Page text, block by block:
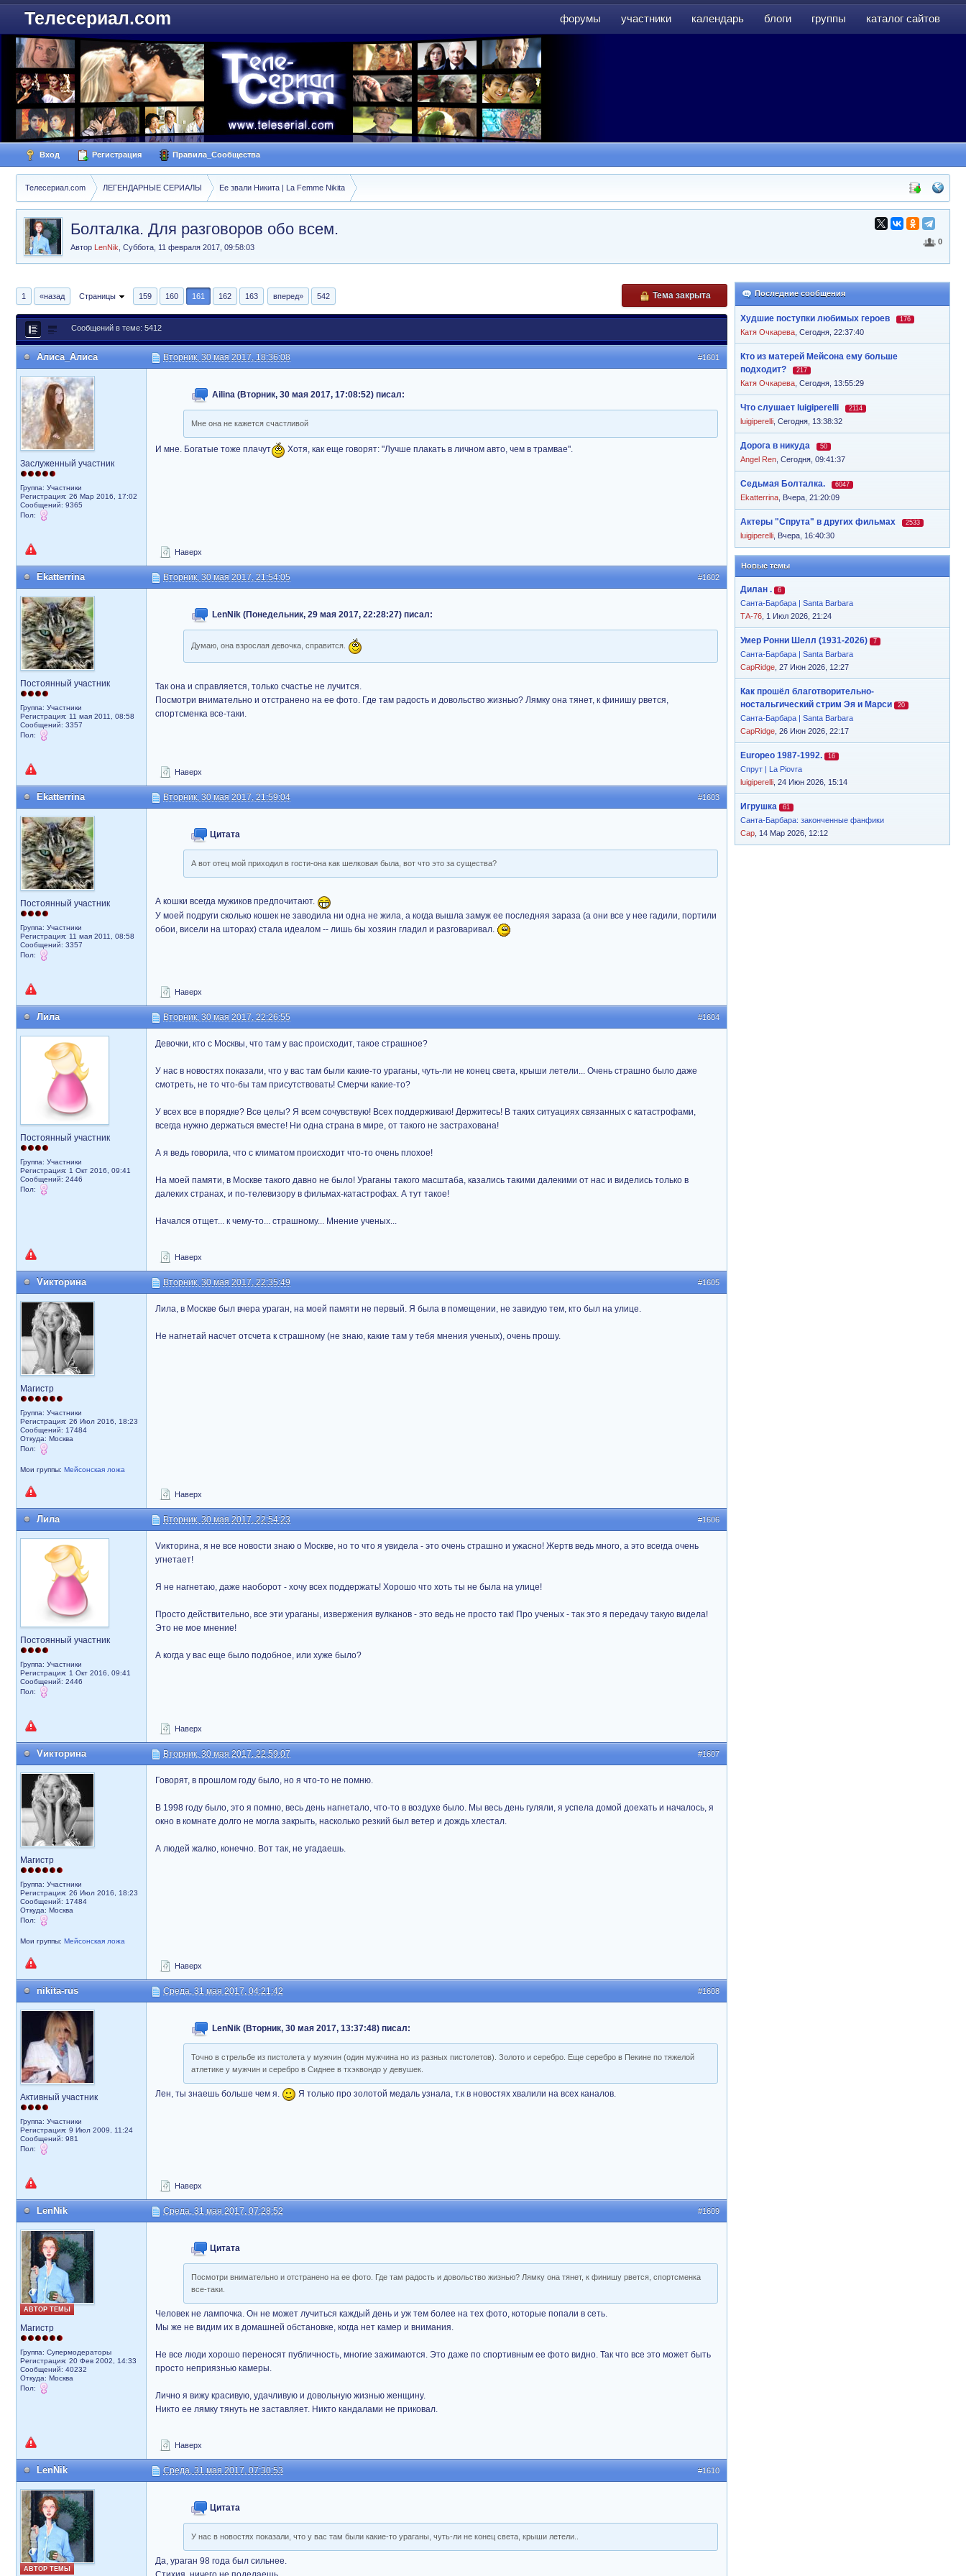
форумы участники календарь блоги группы каталог сайтов
Телесериал.com
Вход Регистрация Правила_Сообщества
Телесериал.com ЛЕГЕНДАРНЫЕ СЕРИАЛЫ Ее звали Никита | La Femme Nikita
0
Болталка. Для разговоров обо всем.
Автор LenNik Суббота, 11 февраля 2017, 09:58:03
Последние сообщения
Худшие поступки любимых героев 176
Катя Очкарева Сегодня, 22:37:40
Кто из матерей Мейсона ему больше
подходит?
217
Катя Очкарева Сегодня, 13:55:29
Что слушает luigiperelli 2114
luigiperelli Сегодня, 13:38:32
Дорога в никуда 50
Angel Ren Сегодня, 09:41:37
Седьмая Болталка. 6047
Ekatterrina Вчера, 21:20:09
Актеры "Спрута" в других фильмах 2533
luigiperelli Вчера, 16:40:30
Новые темы
Дилан . 6
Санта-Барбара | Santa Barbara
ТА-76 , 1 Июл 2026, 21:24
Умер Ронни Шелл (1931-2026) 7
Санта-Барбара | Santa Barbara
CapRidge , 27 Июн 2026, 12:27
Как прошёл благотворительно-
ностальгический стрим Эя и Марси
20
Санта-Барбара | Santa Barbara
CapRidge , 26 Июн 2026, 22:17
Europeo 1987-1992. 16
Спрут | La Piovra
luigiperelli , 24 Июн 2026, 15:14
Игрушка 61
Санта-Барбара: законченные фанфики
Cap , 14 Мар 2026, 12:12
1 «назад Страницы 159 160 161 162 163 вперед» 542 Тема закрыта
Сообщений в теме: 5412
#1601
Алиса_Алиса Вторник, 30 мая 2017, 18:36:08
Заслуженный участник
Группа: Участники
Регистрация: 26 Мар 2016, 17:02
Сообщений: 9365
Пол:
Ailina (Вторник, 30 мая 2017, 17:08:52) писал:
Мне она не кажется счастливой
И мне. Богатые тоже плачут Хотя, как еще говорят: "Лучше плакать в личном авто, чем в трамвае".
Наверх
#1602
Ekatterrina Вторник, 30 мая 2017, 21:54:05
Постоянный участник
Группа: Участники
Регистрация: 11 мая 2011, 08:58
Сообщений: 3357
Пол:
LenNik (Понедельник, 29 мая 2017, 22:28:27) писал:
Думаю, она взрослая девочка, справится.
Так она и справляется, только счастье не лучится.
Посмотри внимательно и отстранено на ее фото. Где там радость и довольство жизнью? Лямку она тянет, к финишу рвется,
спортсменка все-таки.
Наверх
#1603
Ekatterrina Вторник, 30 мая 2017, 21:59:04
Постоянный участник
Группа: Участники
Регистрация: 11 мая 2011, 08:58
Сообщений: 3357
Пол:
Цитата
А вот отец мой приходил в гости-она как шелковая была, вот что это за существа?
А кошки всегда мужиков предпочитают.
У моей подруги сколько кошек не заводила ни одна не жила, а когда вышла замуж ее последняя зараза (а они все у нее гадили, портили
обои, висели на шторах) стала идеалом -- лишь бы хозяин гладил и разговаривал.
Наверх
#1604
Лила Вторник, 30 мая 2017, 22:26:55
Постоянный участник
Группа: Участники
Регистрация: 1 Окт 2016, 09:41
Сообщений: 2446
Пол:
Девочки, кто с Москвы, что там у вас происходит, такое страшное?
У нас в новостях показали, что у вас там были какие-то ураганы, чуть-ли не конец света, крыши летели... Очень страшно было даже
смотреть, не то что-бы там присутствовать! Смерчи какие-то?
У всех все в порядке? Все целы? Я всем сочувствую! Всех поддерживаю! Держитесь! В таких ситуациях связанных с катастрофами,
всегда нужно держаться вместе! Ни одна страна в мире, от такого не застрахована!
А я ведь говорила, что с климатом происходит что-то очень плохое!
На моей памяти, в Москве такого давно не было! Ураганы такого масштаба, казались такими далекими от нас и виделись только в
далеких странах, и по-телевизору в фильмах-катастрофах. А тут такое!
Начался отщет... к чему-то... страшному... Мнение ученых...
Наверх
#1605
Vикторина Вторник, 30 мая 2017, 22:35:49
Магистр
Группа: Участники
Регистрация: 26 Июл 2016, 18:23
Сообщений: 17484
Откуда: Москва
Пол:
Мои группы: Мейсонская ложа
Лила, в Москве был вчера ураган, на моей памяти не первый. Я была в помещении, не завидую тем, кто был на улице.
Не нагнетай насчет отсчета к страшному (не знаю, какие там у тебя мнения ученых), очень прошу.
Наверх
#1606
Лила Вторник, 30 мая 2017, 22:54:23
Постоянный участник
Группа: Участники
Регистрация: 1 Окт 2016, 09:41
Сообщений: 2446
Пол:
Vикторина, я не все новости знаю о Москве, но то что я увидела - это очень страшно и ужасно! Жертв ведь много, а это всегда очень
угнетает!
Я не нагнетаю, даже наоборот - хочу всех поддержать! Хорошо что хоть ты не была на улице!
Просто действительно, все эти ураганы, извержения вулканов - это ведь не просто так! Про ученых - так это я передачу такую видела!
Это не мое мнение!
А когда у вас еще было подобное, или хуже было?
Наверх
#1607
Vикторина Вторник, 30 мая 2017, 22:59:07
Магистр
Группа: Участники
Регистрация: 26 Июл 2016, 18:23
Сообщений: 17484
Откуда: Москва
Пол:
Мои группы: Мейсонская ложа
Говорят, в прошлом году было, но я что-то не помню.
В 1998 году было, это я помню, весь день нагнетало, что-то в воздухе было. Мы весь день гуляли, я успела домой доехать и началось, я
окно в комнате долго не могла закрыть, насколько резкий был ветер и дождь хлестал.
А людей жалко, конечно. Вот так, не угадаешь.
Наверх
#1608
nikita-rus Среда, 31 мая 2017, 04:21:42
Активный участник
Группа: Участники
Регистрация: 9 Июл 2009, 11:24
Сообщений: 981
Пол:
LenNik (Вторник, 30 мая 2017, 13:37:48) писал:
Точно в стрельбе из пистолета у мужчин (один мужчина но из разных пистолетов). Золото и серебро. Еще серебро в Пекине по тяжелой
атлетике у мужчин и серебро в Сиднее в тхэквондо у девушек.
Лен, ты знаешь больше чем я. Я только про золотой медаль узнала, т.к в новостях хвалили на всех каналов.
Наверх
#1609
LenNik Среда, 31 мая 2017, 07:28:52
АВТОР ТЕМЫ
Магистр
Группа: Супермодераторы
Регистрация: 20 Фев 2002, 14:33
Сообщений: 40232
Откуда: Москва
Пол:
Цитата
Посмотри внимательно и отстранено на ее фото. Где там радость и довольство жизнью? Лямку она тянет, к финишу рвется, спортсменка
все-таки.
Человек не лампочка. Он не может лучиться каждый день и уж тем более на тех фото, которые попали в сеть.
Мы же не видим их в домашней обстановке, когда нет камер и внимания.
Не все люди хорошо переносят публичность, многие зажимаются. Это даже по спортивным ее фото видно. Так что все это может быть
просто неприязнью камеры.
Лично я вижу красивую, удачливую и довольную жизнью женщину.
Никто ее лямку тянуть не заставляет. Никто кандалами не приковал.
Наверх
#1610
LenNik Среда, 31 мая 2017, 07:30:53
АВТОР ТЕМЫ
Цитата
У нас в новостях показали, что у вас там были какие-то ураганы, чуть-ли не конец света, крыши летели..
Да, ураган 98 года был сильнее.